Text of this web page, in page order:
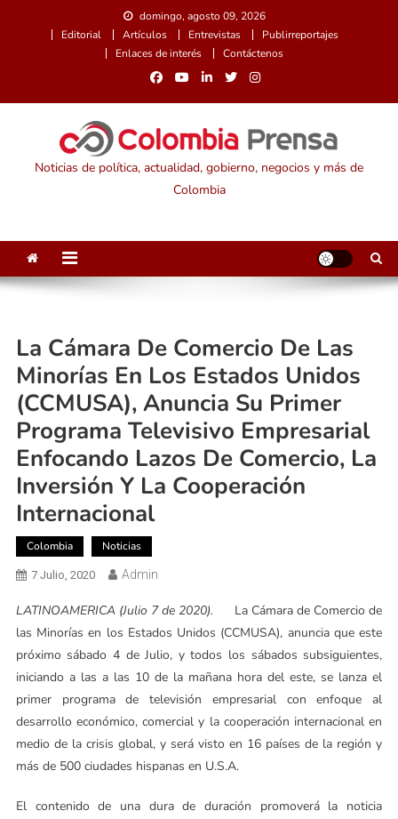
domingo, agosto 09, 2026
Editorial
Artículos Entrevistas
Publirreportajes
Enlaces de interés
Contáctenos
Noticias de política, actualidad, gobierno, negocios y más de
Colombia
La Cámara De Comercio De Las
Minorías En Los Estados Unidos
(CCMUSA), Anuncia Su Primer
Programa Televisivo Empresarial
Enfocando Lazos De Comercio, La
Inversión Y La Cooperación
Internacional
Colombia Noticias
7 Julio, 2020 Admin
LATINOAMERICA (Julio 7 de 2020). La Cámara de Comercio de
las Minorías en los Estados Unidos (CCMUSA), anuncia que este
próximo sábado 4 de Julio, y todos los sábados subsiguientes,
iniciando a las a las 10 de la mañana hora del este, se lanza el
primer programa de televisión empresarial con enfoque al
desarrollo económico, comercial y la cooperación internacional en
medio de la crisis global, y será visto en 16 países de la región y
más de 500 ciudades hispanas en U.S.A.
El contenido de una dura de duración promoverá la noticia